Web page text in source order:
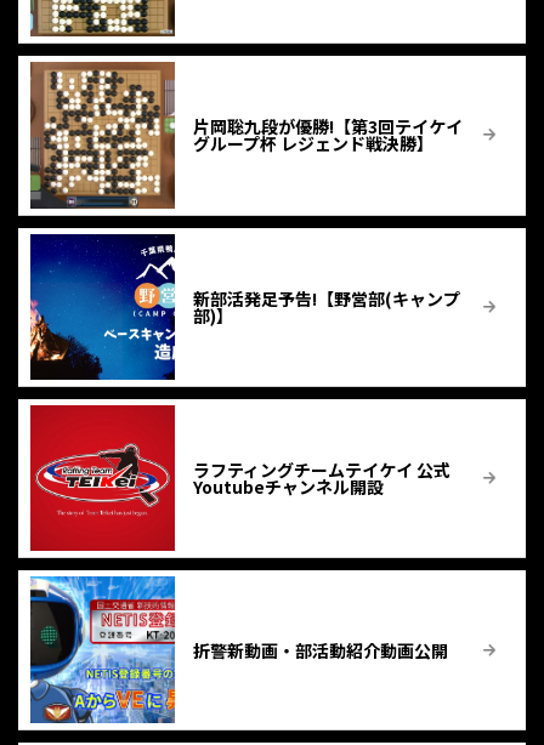
片岡聡九段が優勝!【第3回テイケイ
グループ杯 レジェンド戦決勝】
新部活発足予告!【野営部(キャンプ
部)】
ラフティングチームテイケイ 公式
Youtubeチャンネル開設
折警新動画・部活動紹介動画公開